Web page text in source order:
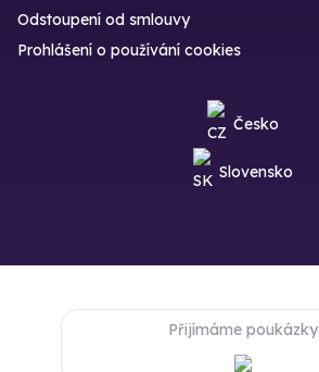
Odstoupení od smlouvy
Prohlášení o používání cookies
Česko
Slovensko
Přijímáme poukázky